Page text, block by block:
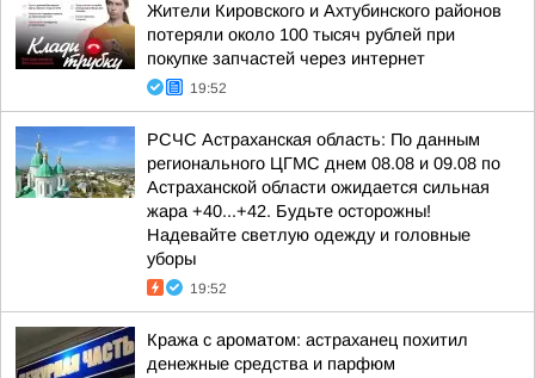
Жители Кировского и Ахтубинского районов
потеряли около 100 тысяч рублей при
покупке запчастей через интернет
19:52
РСЧС Астраханская область: По данным
регионального ЦГМС днем 08.08 и 09.08 по
Астраханской области ожидается сильная
жара +40...+42. Будьте осторожны!
Надевайте светлую одежду и головные
уборы
19:52
Кража с ароматом: астраханец похитил
денежные средства и парфюм